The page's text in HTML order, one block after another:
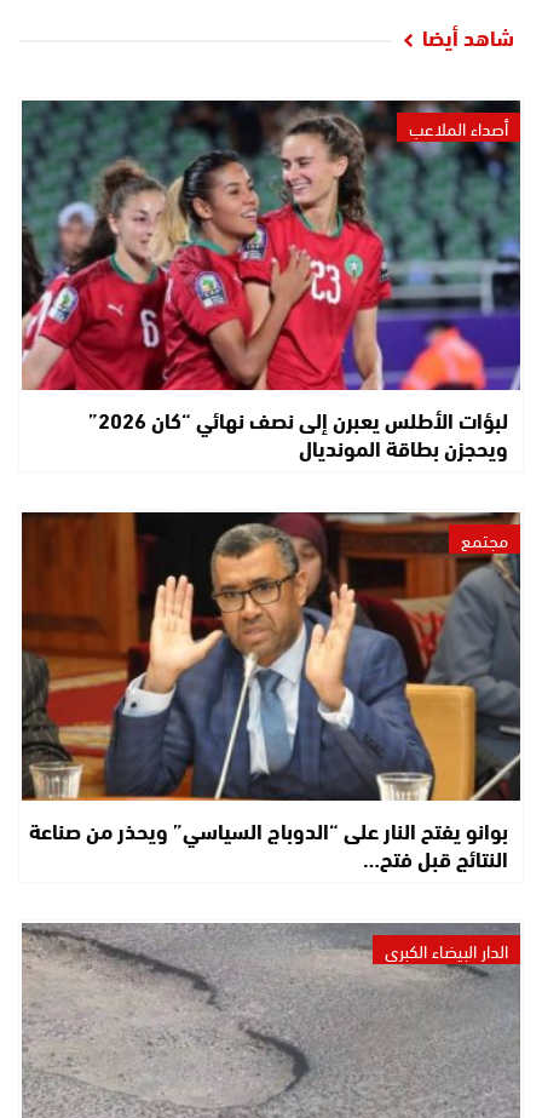
شاهد أيضا
أصداء الملاعب
لبؤات الأطلس يعبرن إلى نصف نهائي “كان 2026”
ويحجزن بطاقة المونديال
مجتمع
بوانو يفتح النار على “الدوباج السياسي” ويحذر من صناعة
النتائج قبل فتح…
الدار البيضاء الكبرى